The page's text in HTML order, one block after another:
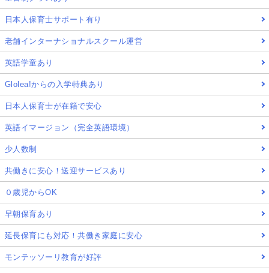
日本人保育士サポート有り
老舗インターナショナルスクール運営
英語学童あり
Glolea!からの入学特典あり
日本人保育士が在籍で安心
英語イマージョン（完全英語環境）
少人数制
共働きに安心！送迎サービスあり
０歳児からOK
早朝保育あり
延長保育にも対応！共働き家庭に安心
モンテッソーリ教育が好評